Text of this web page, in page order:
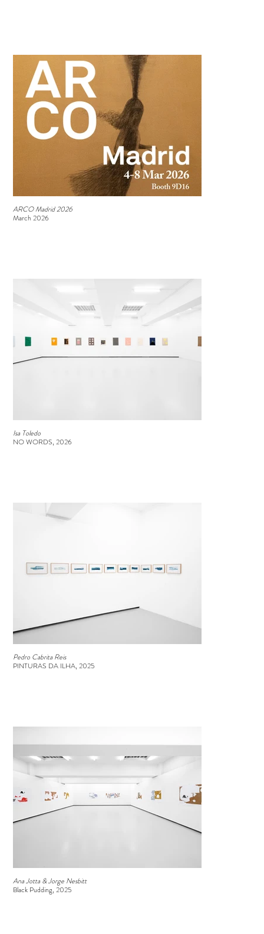
ARCO Madrid 2026
March 2026
Isa Toledo
NO WORDS, 2026
Pedro Cabrita Reis
PINTURAS DA ILHA, 2025
Ana Jotta & Jorge Nesbitt
Black Pudding, 2025